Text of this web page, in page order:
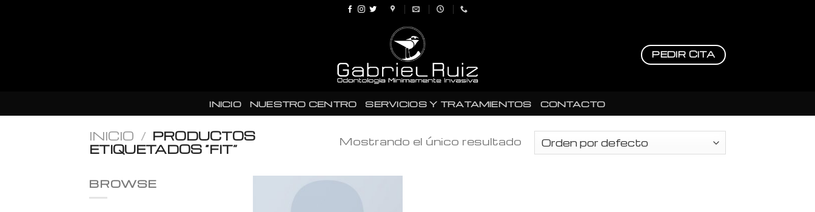
PEDIR CITA
INICIO NUESTRO CENTRO SERVICIOS Y TRATAMIENTOS CONTACTO
INICIO / PRODUCTOS
ETIQUETADOS “FIT”
Mostrando el único resultado
BROWSE